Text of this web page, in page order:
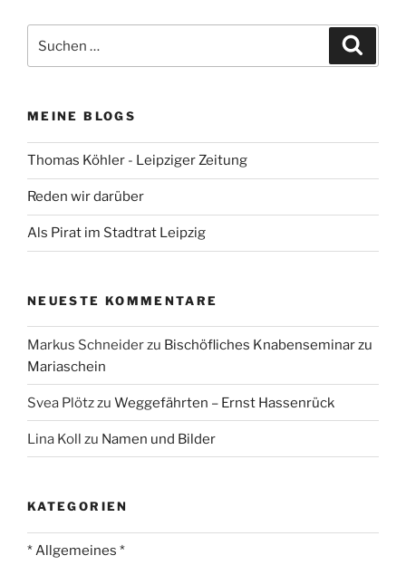
nach:
MEINE BLOGS
Thomas Köhler - Leipziger Zeitung
Reden wir darüber
Als Pirat im Stadtrat Leipzig
NEUESTE KOMMENTARE
Markus Schneiderzu Bischöfliches Knabenseminar zu
Mariaschein
Svea Plötzzu Weggefährten – Ernst Hassenrück
Lina Koll zu Namen und Bilder
KATEGORIEN
* Allgemeines *